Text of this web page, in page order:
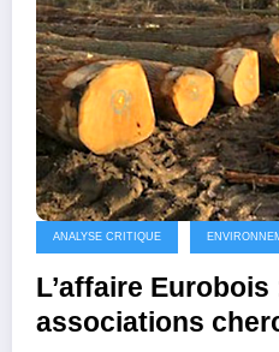
ANALYSE CRITIQUE
L’affaire Eurobois
associations